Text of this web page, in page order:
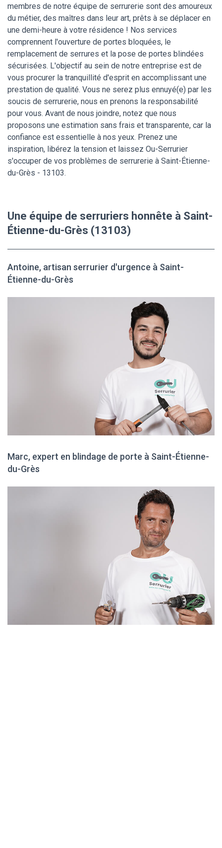
membres de notre équipe de serrurerie sont des amoureux
du métier, des maîtres dans leur art, prêts à se déplacer en
une demi-heure à votre résidence ! Nos services
comprennent l'ouverture de portes bloquées, le
remplacement de serrures et la pose de portes blindées
sécurisées. L'objectif au sein de notre entreprise est de
vous procurer la tranquillité d'esprit en accomplissant une
prestation de qualité. Vous ne serez plus ennuyé(e) par les
soucis de serrurerie, nous en prenons la responsabilité
pour vous. Avant de nous joindre, notez que nous
proposons une estimation sans frais et transparente, car la
confiance est essentielle à nos yeux. Prenez une
inspiration, libérez la tension et laissez Ou-Serrurier
s'occuper de vos problèmes de serrurerie à Saint-Étienne-
du-Grès - 13103.
Une équipe de serruriers honnête à Saint-
Étienne-du-Grès (13103)
Antoine, artisan serrurier d'urgence à Saint-
Étienne-du-Grès
Marc, expert en blindage de porte à Saint-Étienne-
du-Grès